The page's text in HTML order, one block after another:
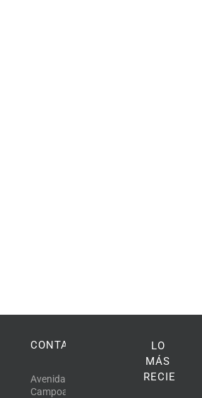
CONTACTO
Avenida
Campoamor,
LO
MÁS
RECIENTE